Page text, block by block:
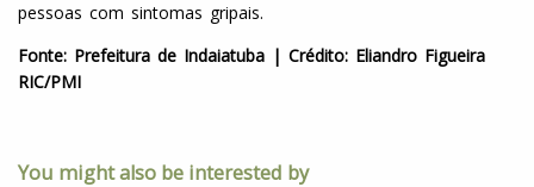
pessoas com sintomas gripais.
Fonte: Prefeitura de Indaiatuba | Crédito: Eliandro Figueira
RIC/PMI
You might also be interested by